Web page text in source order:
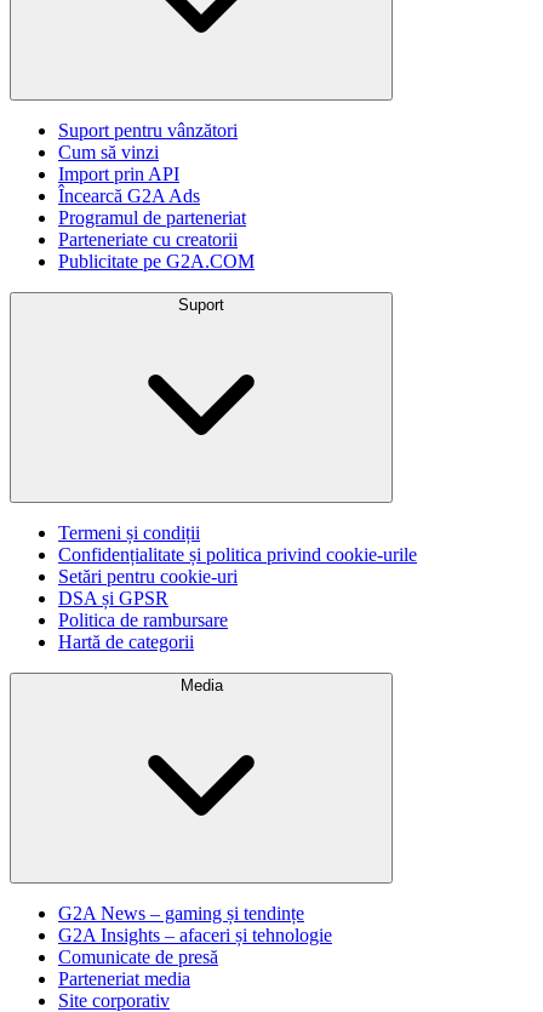
Suport pentru vânzători
Cum să vinzi
Import prin API
Încearcă G2A Ads
Programul de parteneriat
Parteneriate cu creatorii
Publicitate pe G2A.COM
Suport
Termeni și condiții
Confidențialitate și politica privind cookie-urile
Setări pentru cookie-uri
DSA și GPSR
Politica de rambursare
Hartă de categorii
Media
G2A News – gaming și tendințe
G2A Insights – afaceri și tehnologie
Comunicate de presă
Parteneriat media
Site corporativ